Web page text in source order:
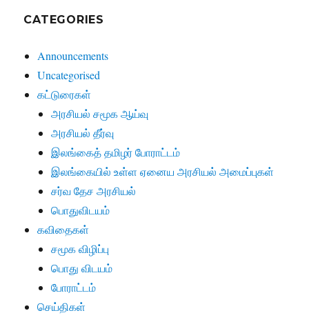
CATEGORIES
Announcements
Uncategorised
கட்டுரைகள்
அரசியல் சமூக ஆய்வு
அரசியல் தீர்வு
இலங்கைத் தமிழர் போராட்டம்
இலங்கையில் உள்ள ஏனைய அரசியல் அமைப்புகள்
சர்வ தேச அரசியல்
பொதுவிடயம்
கவிதைகள்
சமூக விழிப்பு
பொது விடயம்
போராட்டம்
செய்திகள்